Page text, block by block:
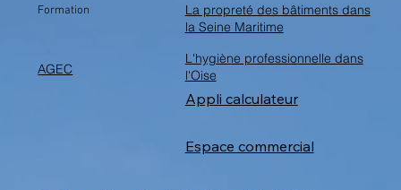
Formation
AGEC
La propreté des bâtiments dans
la Seine Maritime
L'hygiène professionnelle dans
l'Oise
Espace commercial
Appli calculateur